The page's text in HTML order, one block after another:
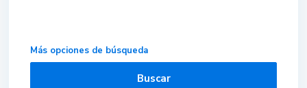
Más opciones de búsqueda
Buscar